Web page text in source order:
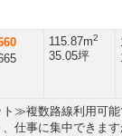
115.87m2
35.05坪
≫複数路線利用可
仕事に集中できます